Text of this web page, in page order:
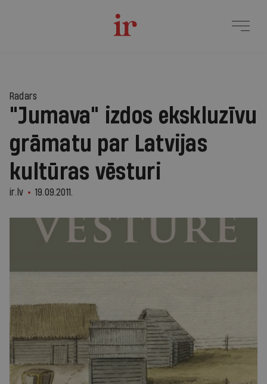
Radars
"Jumava" izdos ekskluzīvu
grāmatu par Latvijas
kultūras vēsturi
ir.lv 19.09.2011.